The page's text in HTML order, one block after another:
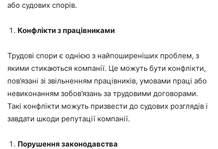
або судових спорів.
Конфлікти з працівниками
Трудові спори є однією з найпоширеніших проблем, з
якими стикаються компанії. Це можуть бути конфлікти,
пов’язані зі звільненням працівників, умовами праці або
невиконанням зобов’язань за трудовими договорами.
Такі конфлікти можуть призвести до судових розглядів і
завдати шкоди репутації компанії.
Порушення законодавства